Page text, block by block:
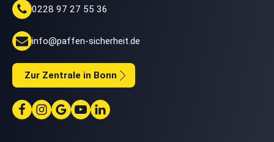
0228 97 27 55 36
info@paffen-sicherheit.de
Zur Zentrale in Bonn